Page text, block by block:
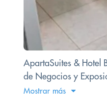
ApartaSuites & Hotel
de Negocios y
Mostrar más